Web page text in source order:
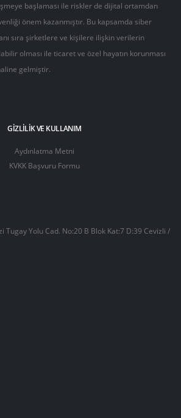
başlaması ile riskler de dijital ortamdan
önem kazanmıştır. Bu kapsamda siber
sıra şirketlere ve kişilere ilişkin verilerin
olması ile ticaret ve özel hayatın korunması
gelmiştir.
GIZLILIK VE KULLANIM
Aydınlatma Metni
KVKK Başvuru Formu
Tugay Yolu Cad. No:20 B Blok Kat:7 D:39 Cevizli /